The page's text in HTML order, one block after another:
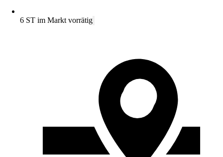
6 ST im Markt vorrätig